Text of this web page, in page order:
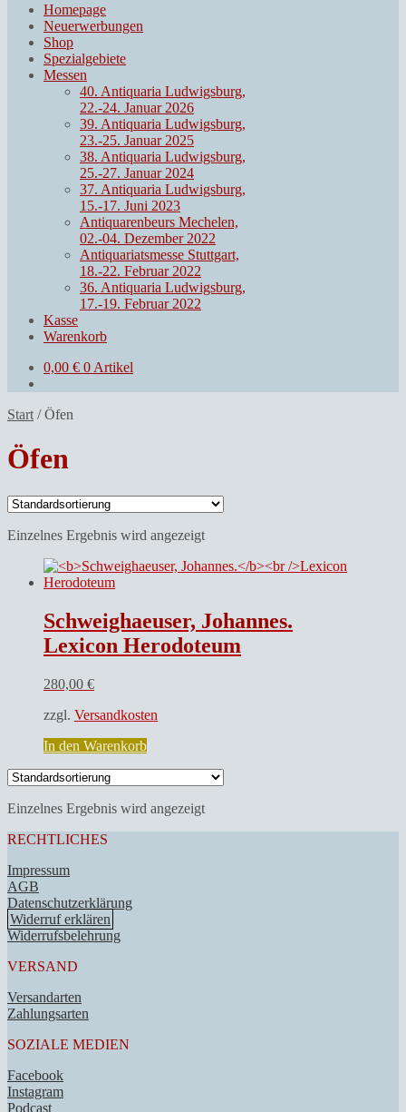
Homepage
Neuerwerbungen
Shop
Spezialgebiete
Messen
40. Antiquaria Ludwigsburg,
22.-24. Januar 2026
39. Antiquaria Ludwigsburg,
23.-25. Januar 2025
38. Antiquaria Ludwigsburg,
25.-27. Januar 2024
37. Antiquaria Ludwigsburg,
15.-17. Juni 2023
Antiquarenbeurs Mechelen,
02.-04. Dezember 2022
Antiquariatsmesse Stuttgart,
18.-22. Februar 2022
36. Antiquaria Ludwigsburg,
17.-19. Februar 2022
Kasse
Warenkorb
0,00 € 0 Artikel
Start /Öfen
Öfen
Einzelnes Ergebnis wird angezeigt
Schweighaeuser, Johannes.
Lexicon Herodoteum
280,00 €
zzgl. Versandkosten
In den Warenkorb
Einzelnes Ergebnis wird angezeigt
RECHTLICHES
Impressum
AGB
Datenschutzerklärung
Widerruf erklären
Widerrufsbelehrung
VERSAND
Versandarten
Zahlungsarten
SOZIALE MEDIEN
Facebook
Instagram
Podcast